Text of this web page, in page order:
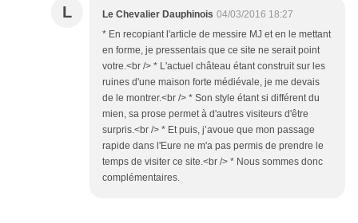
L Le Chevalier Dauphinois 04/03/2016 18:27
* En recopiant l'article de messire MJ et en le mettant
en forme, je pressentais que ce site ne serait point
votre.<br /> * L'actuel château étant construit sur les
ruines d'une maison forte médiévale, je me devais
de le montrer.<br /> * Son style étant si différent du
mien, sa prose permet à d'autres visiteurs d'être
surpris.<br /> * Et puis, j’avoue que mon passage
rapide dans l'Eure ne m'a pas permis de prendre le
temps de visiter ce site.<br /> * Nous sommes donc
complémentaires.